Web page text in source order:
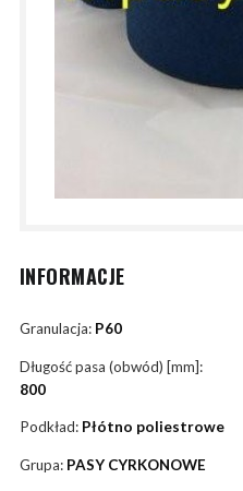
INFORMACJE
Granulacja: P60
Długość pasa (obwód) [mm]:
800
Podkład: Płótno poliestrowe
Grupa: PASY CYRKONOWE